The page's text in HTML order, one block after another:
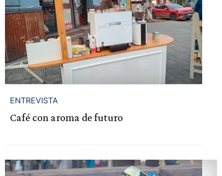
ENTREVISTA
Café con aroma de futuro